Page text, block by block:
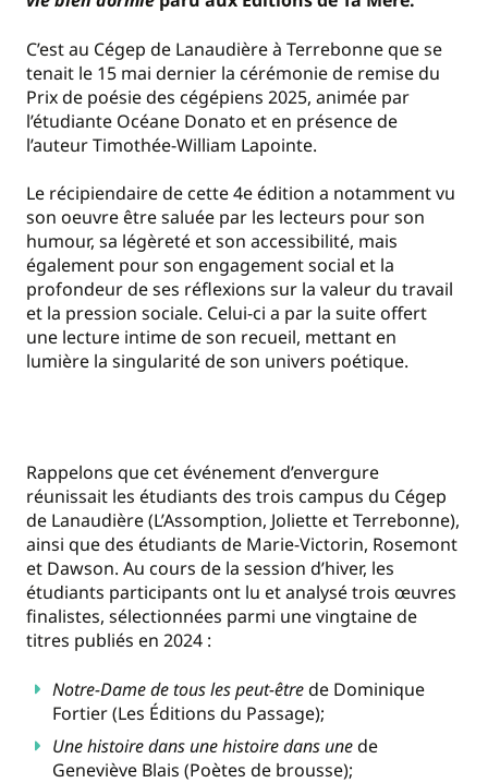
C’est au Cégep de Lanaudière à Terrebonneque se
tenait le 15 mai dernier la cérémonie de remise du
Prix de poésie des cégépiens 2025, animée par
l’étudiante Océane Donato et en présence de
l’auteur Timothée-William Lapointe.
Le récipiendaire de cette 4e édition a notamment vu
son oeuvre être saluée par les lecteurs pour son
humour, sa légèreté et son accessibilité, mais
également pour son engagement social et la
profondeur de ses réflexions sur la valeur du travail
et la pression sociale. Celui-ci a par la suite offert
une lecture intime de son recueil, mettant en
lumière la singularité de son univers poétique.
Rappelons que cet événement d’envergure
réunissait les étudiants des trois campus du Cégep
de Lanaudière(L’Assomption, Joliette et Terrebonne),
ainsi que des étudiants de Marie-Victorin, Rosemont
et Dawson. Au cours de la session d’hiver, les
étudiants participants ont lu et analysé trois œuvres
finalistes, sélectionnées parmi une vingtaine de
titres publiés en 2024 :
Notre-Dame de tous les peut-êtrede Dominique
Fortier (Les Éditions du Passage);
Une histoire dans une histoire dans unede
Geneviève Blais (Poètes de brousse);